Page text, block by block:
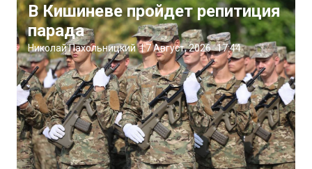
В Кишиневе пройдет репитиция
парада
Николай Пахольницкий |7 Август, 2026 17:44